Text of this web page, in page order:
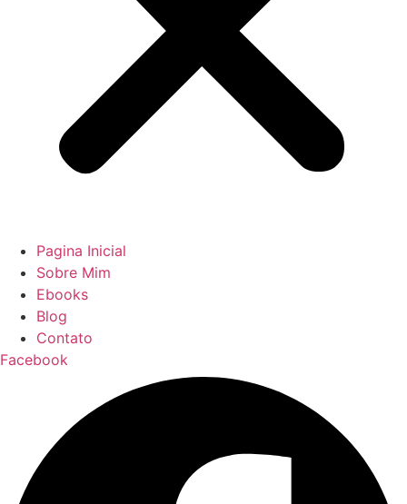
Pagina Inicial
Sobre Mim
Ebooks
Blog
Contato
Facebook